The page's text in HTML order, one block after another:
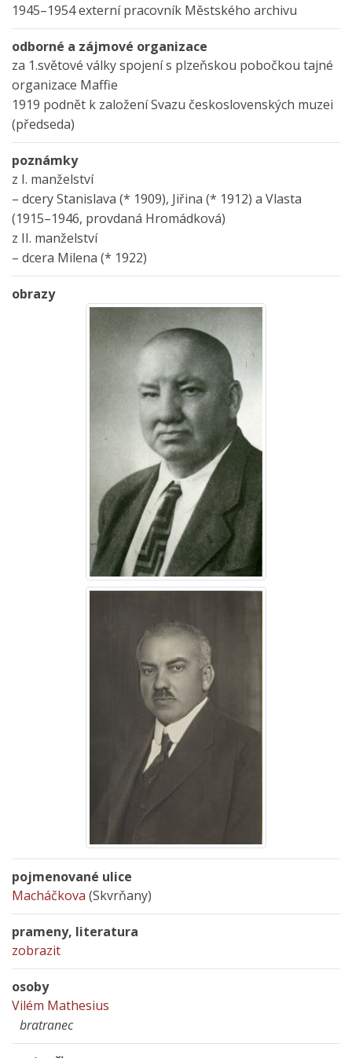
1945–1954 externí pracovník Městského archivu
odborné a zájmové organizace
za 1.světové války spojení s plzeňskou pobočkou tajné
organizace Maffie
1919 podnět k založení Svazu československých muzei
(předseda)
poznámky
z I. manželství
– dcery Stanislava (* 1909), Jiřina (* 1912) a Vlasta
(1915–1946, provdaná Hromádková)
z II. manželství
– dcera Milena (* 1922)
obrazy
pojmenované ulice
Macháčkova (Skvrňany)
prameny, literatura
zobrazit
osoby
Vilém Mathesius
bratranec